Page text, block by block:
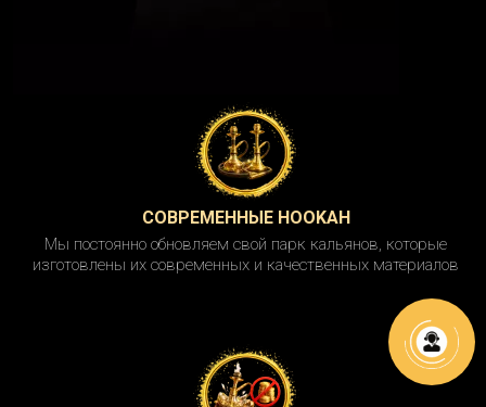
СОВРЕМЕННЫЕ HOOKAH
Мы постоянно обновляем свой парк кальянов, которые
изготовлены их современных и качественных материалов